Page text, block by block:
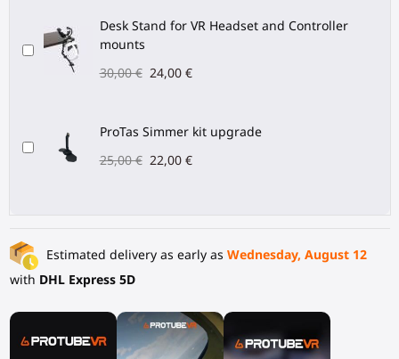
Desk Stand for VR Headset and Controller
mounts
30,00 € 24,00 €
ProTas Simmer kit upgrade
25,00 € 22,00 €
Estimated delivery as early as Wednesday, August 12
with DHL Express 5D